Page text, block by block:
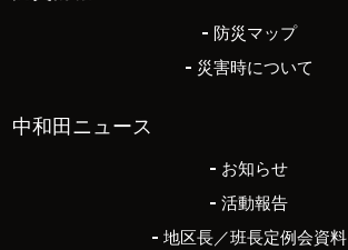
防災マップ
災害時について
中和田ニュース
お知らせ
活動報告
地区長／班長定例会資料